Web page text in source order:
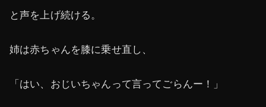
と声を上げ続ける。
姉は赤ちゃんを膝に乗せ直し、
「はい、おじいちゃんって言ってごらんー！」